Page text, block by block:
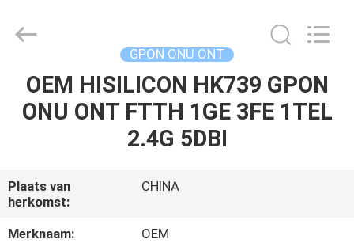
HUIS
PRODUCTEN
ONGEVEER
ONS
LIMITED.
GPON ONU ONT
OEM HISILICON HK739 GPON
ONU ONT FTTH 1GE 3FE 1TEL
2.4G 5DBI
Plaats van
herkomst:
CHINA
Merknaam:
OEM